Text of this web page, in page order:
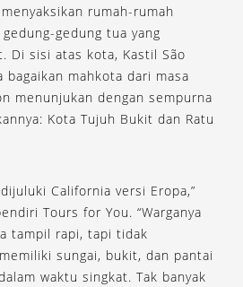
rumah-rumah
gedung tua yang
Di sisi atas kota, Kastil São
bagaikan mahkota dari masa
menunjukan dengan sempurna
Kota Tujuh Bukit dan Ratu
California versi Eropa,”
Tours for You. “Warganya
tampil rapi, tapi tidak
sungai, bukit, dan pantai
waktu singkat. Tak banyak